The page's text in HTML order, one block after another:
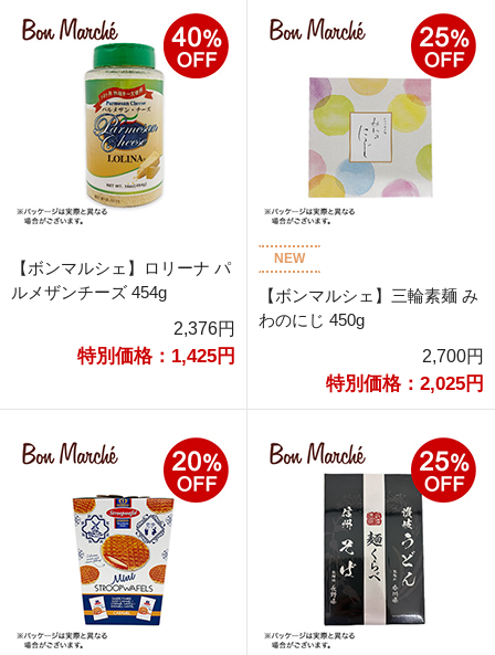
【ボンマルシェ】ロリーナ パ
ルメザンチーズ 454g
2,376円
特別価格：1,425円
NEW
【ボンマルシェ】三輪素麺 み
わのにじ 450g
2,700円
特別価格：2,025円